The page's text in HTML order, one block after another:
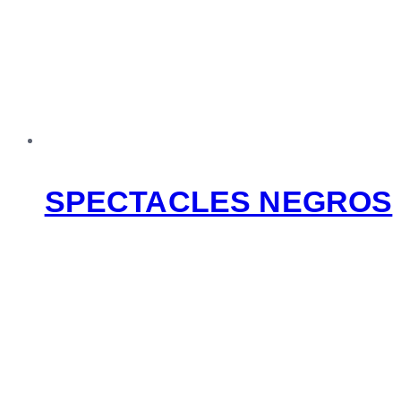
SPECTACLES NEGROS